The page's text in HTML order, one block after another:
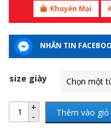
Khuyến Mại
NHẮN TIN
size giày
Thêm vào giỏ